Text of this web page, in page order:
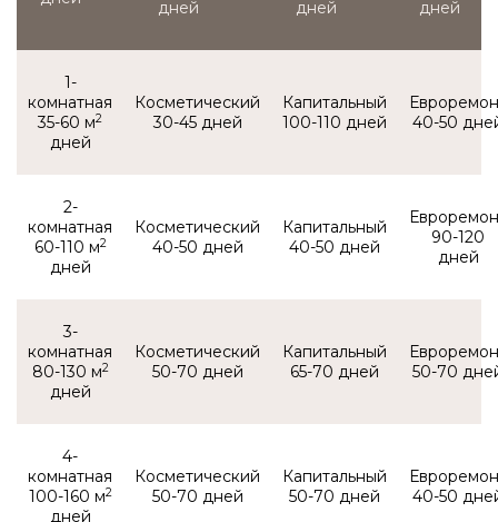
1-
комнатная
35-60 м2 30-45 100-110 40-50
2-
комнатная
60-110 м2 40-50 40-50 90-120
3-
комнатная
80-130 м2 50-70 65-70 50-70
4-
комнатная
100-160 м2 50-70 50-70 40-50